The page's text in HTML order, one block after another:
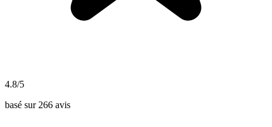
4.8/5
basé sur 266 avis